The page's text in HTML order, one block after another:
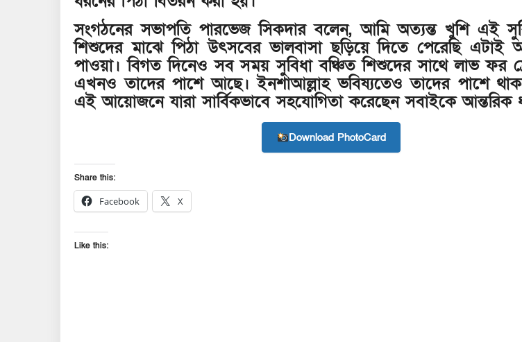
সংগঠনের সভাপতি পারভেজ সিকদার বলেন, আমি অত্যন্ত খুশি এই
শিশুদের মাঝে পিঠা উৎসবের ভালবাসা ছড়িয়ে দিতে পেরেছি
পাওয়া। বিগত দিনেও সব সময় সুবিধা বঞ্চিত শিশুদের সাথে লাভ ফর
এখনও তাদের পাশে আছে। ইনশাআল্লাহ ভবিষ্যতেও তাদের পাশে
এই আয়োজনে যারা সার্বিকভাবে সহযোগিতা করেছেন সবাইকে আন্তরিক
Download PhotoCard
Share this:
Facebook X
Like this: